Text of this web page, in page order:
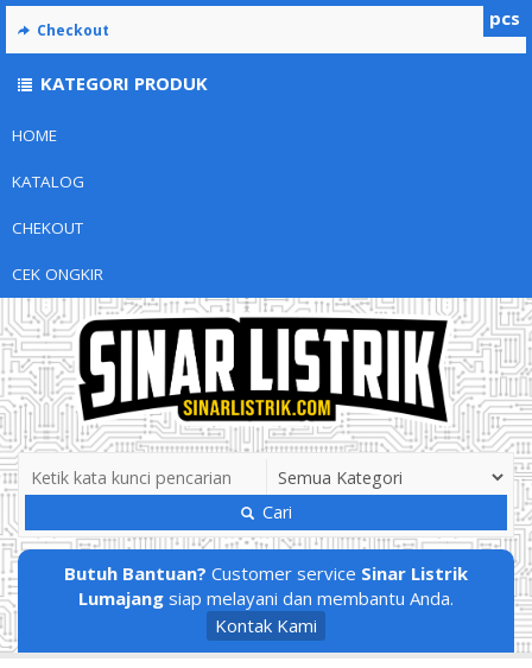
HOME
KATALOG
CHEKOUT
CEK ONGKIR
Cari
Butuh Bantuan? Customer service Sinar Listrik
Lumajang siap melayani dan membantu Anda.
Kontak Kami
pcs
Checkout
KATEGORI PRODUK